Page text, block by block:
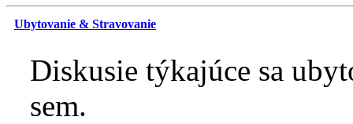
Ubytovanie & Stravovanie
Diskusie týkajúce sa
sem.